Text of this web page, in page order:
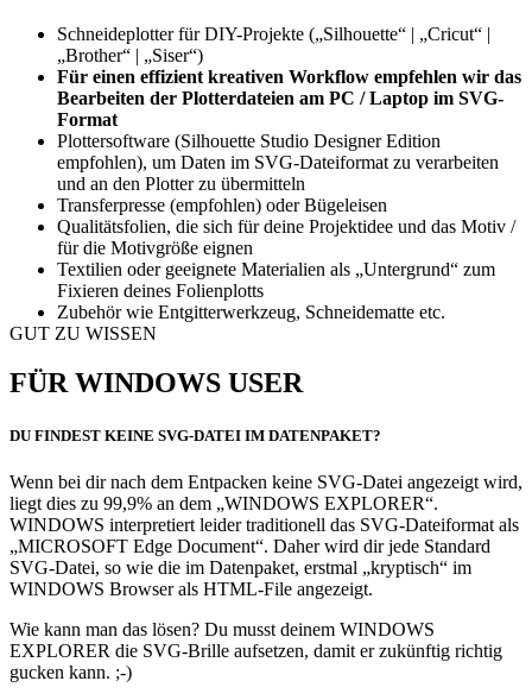
Schneideplotter für DIY-Projekte („Silhouette“ | „Cricut“ |
„Brother“ | „Siser“)
Für einen effizient kreativen Workflow empfehlen wir das
Bearbeiten der Plotterdateien am PC / Laptop im SVG-
Format
Plottersoftware (Silhouette Studio Designer Edition
empfohlen), um Daten im SVG-Dateiformat zu verarbeiten
und an den Plotter zu übermitteln
Transferpresse (empfohlen) oder Bügeleisen
Qualitätsfolien, die sich für deine Projektidee und das Motiv /
für die Motivgröße eignen
Textilien oder geeignete Materialien als „Untergrund“ zum
Fixieren deines Folienplotts
Zubehör wie Entgitterwerkzeug, Schneidematte etc.
GUT ZU WISSEN
FÜR WINDOWS USER
DU FINDEST KEINE SVG-DATEI IM DATENPAKET?
Wenn bei dir nach dem Entpacken keine SVG-Datei angezeigt wird,
liegt dies zu 99,9% an dem „WINDOWS EXPLORER“.
WINDOWS interpretiert leider traditionell das SVG-Dateiformat als
„MICROSOFT Edge Document“. Daher wird dir jede Standard
SVG-Datei, so wie die im Datenpaket, erstmal „kryptisch“ im
WINDOWS Browser als HTML-File angezeigt.
Wie kann man das lösen? Du musst deinem WINDOWS
EXPLORER die SVG-Brille aufsetzen, damit er zukünftig richtig
gucken kann. ;-)